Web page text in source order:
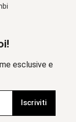
esclusive e
Iscriviti